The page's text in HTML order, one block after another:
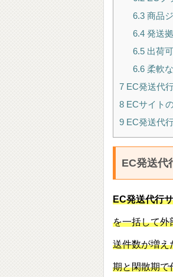
6.3商品
6.4発送
6.5出荷
6.6柔軟
7 EC発送代
8 ECサイト
9 EC発送代
EC発送代
EC発送代行
を一括して外
送件数が増え
期と閑散期で